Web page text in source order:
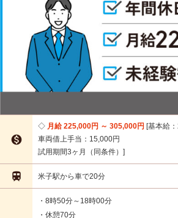

月給 225,000円 ～ 305,000円 基本給
車両借上手当：15,000円
試用期間3ヶ月（同条件）
 米子駅から車で20分
・8時50分～18時00分
・休憩70分